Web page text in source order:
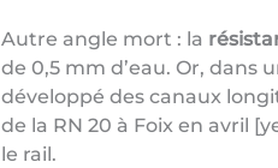
Autre angle mort : la
de 0,5 mm d’eau. Or, dans
développé des canaux
de la RN 20 à Foix en avril
le rail.